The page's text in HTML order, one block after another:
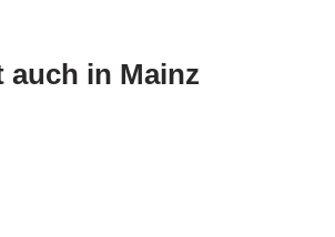
auch in Mainz